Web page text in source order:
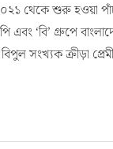
থেকে শুরু হওয়া পাঁচ
‘বি’ গ্রুপে
সংখ্যক ক্রীড়া